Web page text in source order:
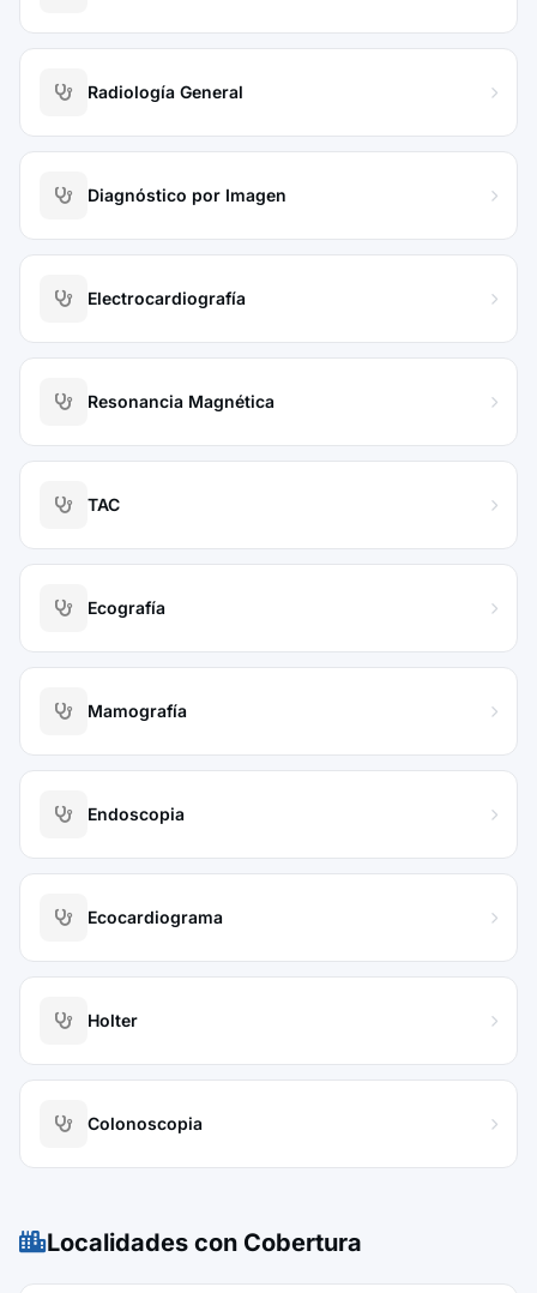
Radiología General
Diagnóstico por Imagen
Electrocardiografía
Resonancia Magnética
TAC
Ecografía
Mamografía
Endoscopia
Ecocardiograma
Holter
Colonoscopia
Localidades con Cobertura